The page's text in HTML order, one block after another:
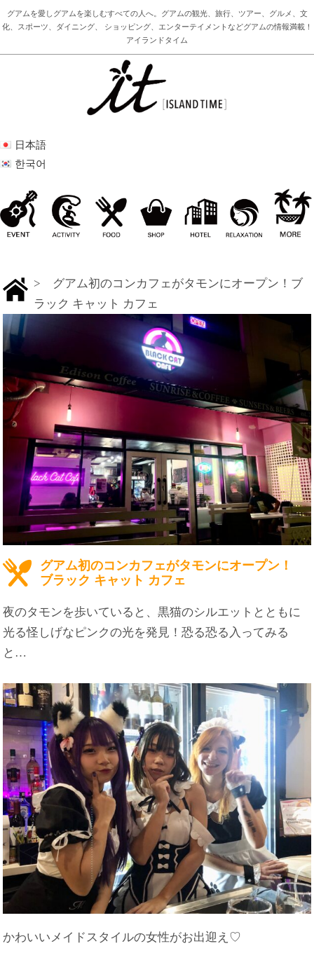
グアムを愛しグアムを楽しむすべての人へ。グアムの観光、旅行、ツアー、グルメ、文
化、スポーツ、ダイニング、 ショッピング、エンターテイメントなどグアムの情報満載！
アイランドタイム
日本語
한국어
> グアム初のコンカフェがタモンにオープン！ブ
ラック キャット カフェ
グアム初のコンカフェがタモンにオープン！
ブラック キャット カフェ
夜のタモンを歩いていると、黒猫のシルエットとともに
光る怪しげなピンクの光を発見！恐る恐る入ってみる
と…
かわいいメイドスタイルの女性がお出迎え♡